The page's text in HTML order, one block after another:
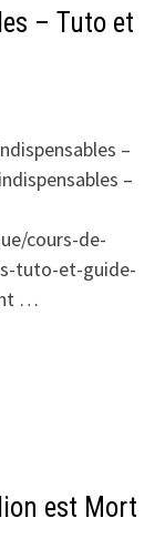
– Tuto et
–
–
cours-de-
tuto-et-guide-
…
est Mort